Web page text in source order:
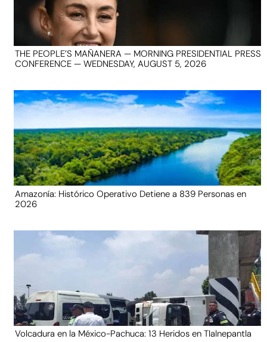
THE PEOPLE’S MAÑANERA — MORNING PRESIDENTIAL PRESS
CONFERENCE — WEDNESDAY, AUGUST 5, 2026
Amazonía: Histórico Operativo Detiene a 839 Personas en
2026
Volcadura en la México-Pachuca: 13 Heridos en Tlalnepantla